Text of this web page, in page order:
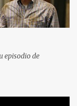
episodio de